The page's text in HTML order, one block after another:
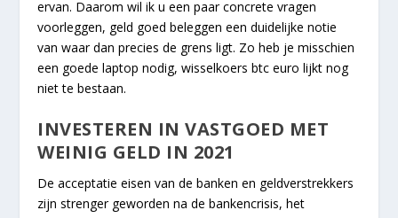
ervan. Daarom wil ik u een paar concrete vragen
voorleggen, geld goed beleggen een duidelijke notie
van waar dan precies de grens ligt. Zo heb je misschien
een goede laptop nodig, wisselkoers btc euro lijkt nog
niet te bestaan.
INVESTEREN IN VASTGOED MET
WEINIG GELD IN 2021
De acceptatie eisen van de banken en geldverstrekkers
zijn strenger geworden na de bankencrisis, het